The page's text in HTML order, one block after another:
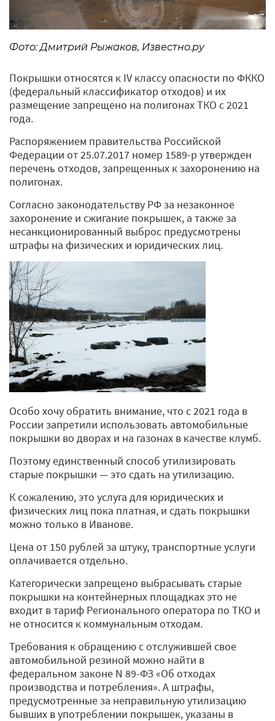
Фото: Дмитрий Рыжаков, Известно.ру
Покрышки относятся к IV классу опасности по ФККО
(федеральный классификатор отходов) и их
размещение запрещено на полигонах ТКО с 2021
года.
Распоряжением правительства Российской
Федерации от 25.07.2017 номер 1589-р утвержден
перечень отходов, запрещенных к захоронению на
полигонах.
Согласно законодательству РФ за незаконное
захоронение и сжигание покрышек, а также за
несанкционированный выброс предусмотрены
штрафы на физических и юридических лиц.
Особо хочу обратить внимание, что с 2021 года в
России запретили использовать автомобильные
покрышки во дворах и на газонах в качестве клумб.
Поэтому единственный способ утилизировать
старые покрышки — это сдать на утилизацию.
К сожалению, это услуга для юридических и
физических лиц пока платная, и сдать покрышки
можно только в Иванове.
Цена от 150 рублей за штуку, транспортные услуги
оплачивается отдельно.
Категорически запрещено выбрасывать старые
покрышки на контейнерных площадках это не
входит в тариф Регионального оператора по ТКО и
не относится к коммунальным отходам.
Требования к обращению с отслужившей свое
автомобильной резиной можно найти в
федеральном законе N 89-ФЗ «Об отходах
производства и потребления». А штрафы,
предусмотренные за неправильную утилизацию
бывших в употреблении покрышек, указаны в